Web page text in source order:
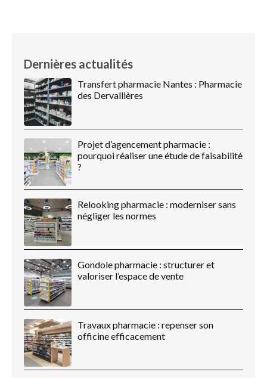
Dernières actualités
Transfert pharmacie Nantes : Pharmacie
des Dervallières
Projet d’agencement pharmacie :
pourquoi réaliser une étude de faisabilité
?
Relooking pharmacie : moderniser sans
négliger les normes
Gondole pharmacie : structurer et
valoriser l’espace de vente
Travaux pharmacie : repenser son
officine efficacement